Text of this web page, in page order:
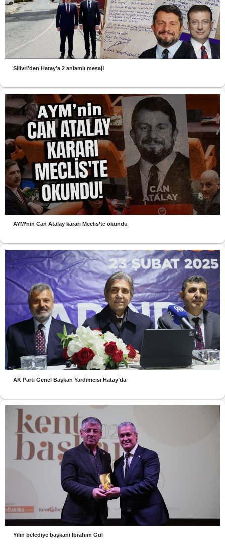
Silivri’den Hatay’a 2 anlamlı mesaj!
AYM’nin Can Atalay kararı Meclis’te okundu
AK Parti Genel Başkan Yardımcısı Hatay’da
Yılın belediye başkanı İbrahim Gül